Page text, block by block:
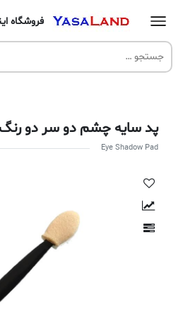
فروشگاه
پد سایه چشم دو سر دو رنگ
Eye Shadow Pad